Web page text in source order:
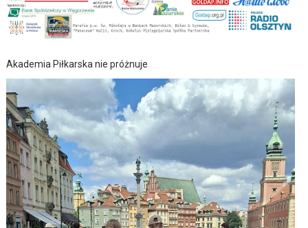
Akademia Piłkarska nie próżnuje